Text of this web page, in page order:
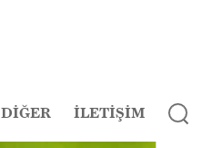
DİĞER İLETİŞİM